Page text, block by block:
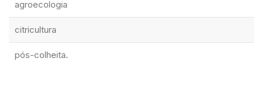
agroecologia
citricultura
pós-colheita.